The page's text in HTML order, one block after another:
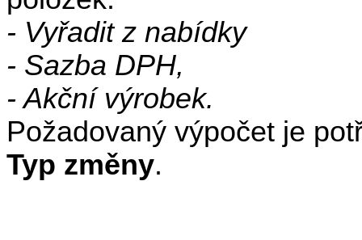
- Vyřadit z nabídky
- Sazba DPH,
- Akční výrobek.
Požadovaný výpočet je
Typ změny.